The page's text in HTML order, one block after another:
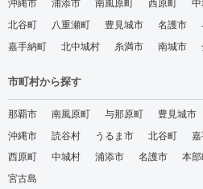
沖縄市 浦添市 南風原町 西原町
北谷町
八重瀬町 豊見城市 名護市
嘉手納町
北中城村 糸満市 南城市
市町村から探す
那覇市 南風原町 与那原町 豊見城市
沖縄市
読谷村 うるま市 北谷町
西原町
中城村 浦添市 名護市 本
宮古島